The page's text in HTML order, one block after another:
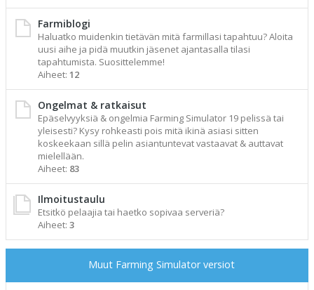
Farmiblogi
Haluatko muidenkin tietävän mitä farmillasi tapahtuu? Aloita
uusi aihe ja pidä muutkin jäsenet ajantasalla tilasi
tapahtumista. Suosittelemme!
Aiheet: 12
Ongelmat & ratkaisut
Epäselvyyksiä & ongelmia Farming Simulator 19 pelissä tai
yleisesti? Kysy rohkeasti pois mitä ikinä asiasi sitten
koskeekaan sillä pelin asiantuntevat vastaavat & auttavat
mielellään.
Aiheet: 83
Ilmoitustaulu
Etsitkö pelaajia tai haetko sopivaa serveriä?
Aiheet: 3
Muut Farming Simulator versiot